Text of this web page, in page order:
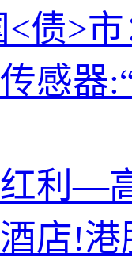
<债>
感器
利—
店!